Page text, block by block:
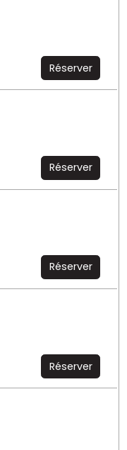
Réserver
Réserver
Réserver
Réserver